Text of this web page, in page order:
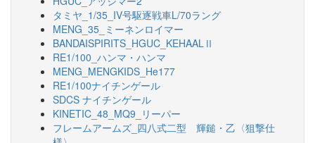
タミヤ_1/35_IV号駆逐戦車L/70ラング
MENG_35_ミーネンロイマー
BANDAISPIRITS_HGUC_KEHAALⅡ
RE1/100_ハンマ・ハンマ
MENG_MENGKIDS_He177
RE1/100ナイチンゲール
SDCS ナイチンゲール
KINETIC_48_MQ9_リーパー
フレームアームズ_四八式二型 輝鎚・乙〈狙撃仕